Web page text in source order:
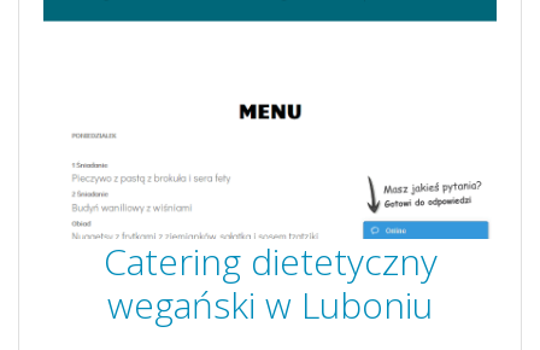
Catering dietetyczny
wegański w Luboniu